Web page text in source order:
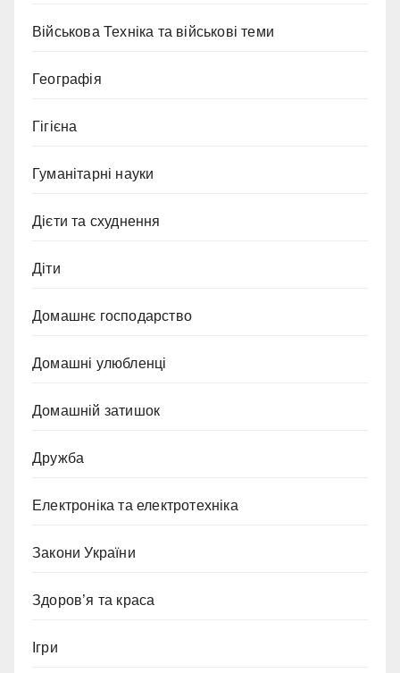
Військова Техніка та військові теми
Географія
Гігієна
Гуманітарні науки
Дієти та схуднення
Діти
Домашнє господарство
Домашні улюбленці
Домашній затишок
Дружба
Електроніка та електротехніка
Закони України
Здоров’я та краса
Ігри